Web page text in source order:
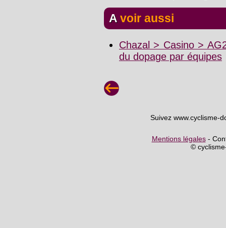
A voir aussi
Chazal > Casino >
du dopage par équipes
Suivez www.cyclisme-
Mentions légales-
©